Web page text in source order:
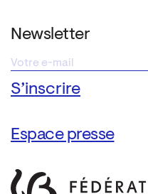
Newsletter
Espace presse